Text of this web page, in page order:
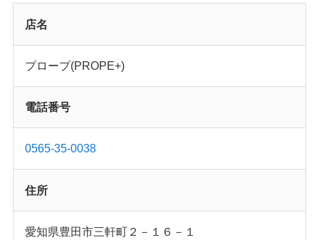
店名
プロープ(PROPE+)
電話番号
0565-35-0038
住所
愛知県豊田市三軒町２－１６－１